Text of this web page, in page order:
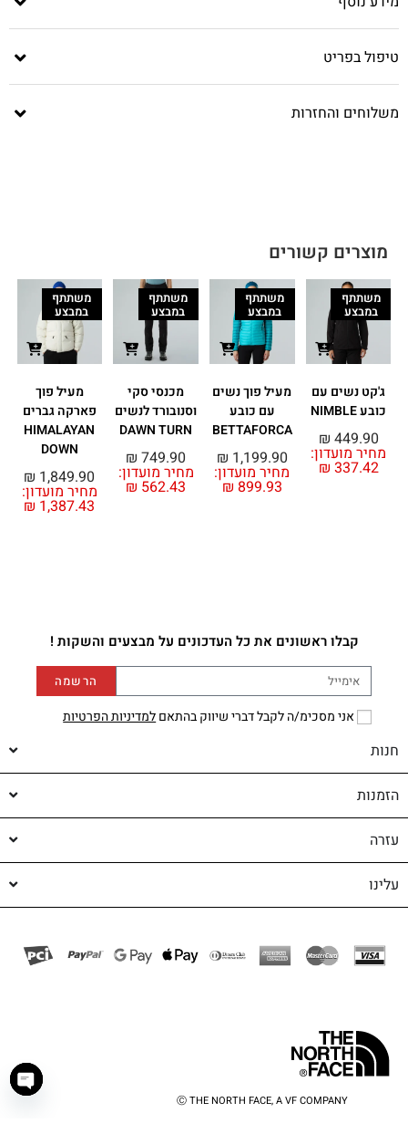
טיפול בפריט
משלוחים והחזרות
מוצרים קשורים
משתתף
במבצע
ג'קט נשים עם
כובע NIMBLE
מחיר מועדון:
₪ 337.42
₪ 449.90
משתתף
במבצע
מעיל פוך נשים
עם כובע
BETTAFORCA
מחיר מועדון:
₪ 899.93
₪ 1,199.90
משתתף
במבצע
מכנסי סקי
וסנובורד לנשים
DAWN TURN
מחיר מועדון:
₪ 562.43
₪ 749.90
משתתף
במבצע
מעיל פוך
פארקה גברים
HIMALAYAN
DOWN
מחיר מועדון:
₪ 1,387.43
₪ 1,849.90
קבלו ראשונים את כל העדכונים על מבצעים והשקות !
אני מסכימ/ה לקבל דברי שיווק בהתאםלמדיניות הפרטיות
הרשמה
חנות
הזמנות
עזרה
עלינו
Ⓒ THE NORTH FACE, A VF COMPANY